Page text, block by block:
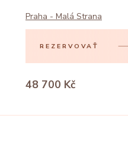
Praha - Malá Strana
REZERVOVAŤ
48 700 Kč